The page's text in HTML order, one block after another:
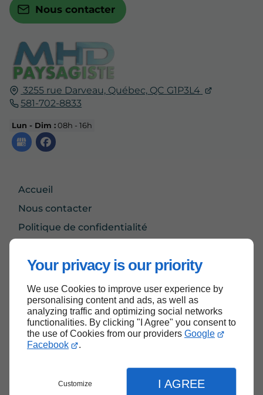
Your privacy is our priority
We use Cookies to improve user experience by
personalising content and ads, as well as
analyzing traffic and optimizing social networks
functionalities. By clicking "I Agree" you consent to
the use of Cookies from our providers Google
Facebook
.
Customize I AGREE
3255 rue Darveau, Québec, QC G1P3L4
581-702-8833
Lun - Dim :08h - 16h
Accueil
Nous contacter
Politique de confidentialité
Nous contacter
Haut de page